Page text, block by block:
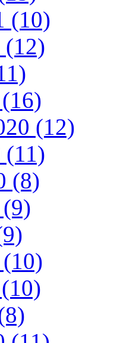
(10)
(12)
(12)
(11)
(8)